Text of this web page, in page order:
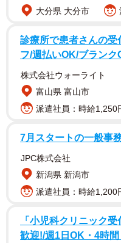
そんなつらい状況が半年
トで息子の症状について
しょう）の可能性がある
たAさんは息子の夜泣き
っと早く知りたかった」
大分県 大分市
診療所で患者さんの受
フ/週払いOK/ブラン
株式会社ウォーライト
富山県 富山市
派遣社員：時給1,250
7月スタートの一般事
JPC株式会社
新潟県 新潟市
派遣社員：時給1,200
「小児科クリニック
歓迎!/週1日OK・4時